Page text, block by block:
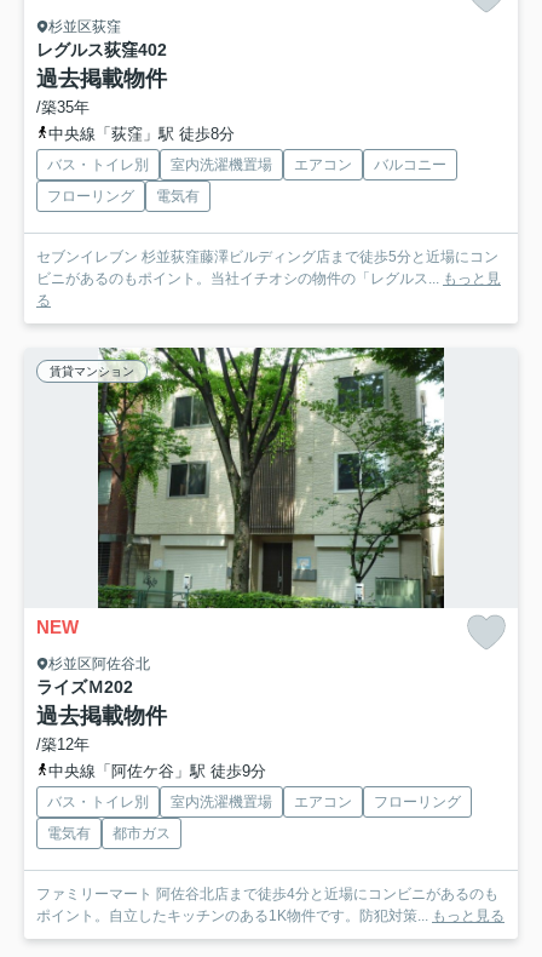
杉並区荻窪
レグルス荻窪402
過去掲載物件
/築35年
中央線「荻窪」駅 徒歩8分
バス・トイレ別 室内洗濯機置場 エアコン
バルコニー
フローリング
電気有
セブンイレブン 杉並荻窪藤澤ビルディング店まで徒歩5分と近場にコン
ビニがあるのもポイント。当社イチオシの物件の「レグルス... もっと見
る
賃貸マンション
NEW
杉並区阿佐谷北
ライズＭ202
過去掲載物件
/築12年
中央線「阿佐ケ谷」駅 徒歩9分
バス・トイレ別 室内洗濯機置場 エアコン
フローリング
電気有
都市ガス
ファミリーマート 阿佐谷北店まで徒歩4分と近場にコンビニがあるのも
ポイント。自立したキッチンのある1K物件です。防犯対策... もっと見る